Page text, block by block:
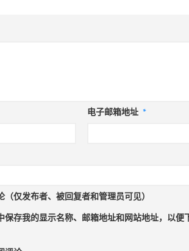
电子邮箱地址 *
（仅发布者、被回复者和管理员可见）
保存我的显示名称、邮箱地址和网站地址，以便